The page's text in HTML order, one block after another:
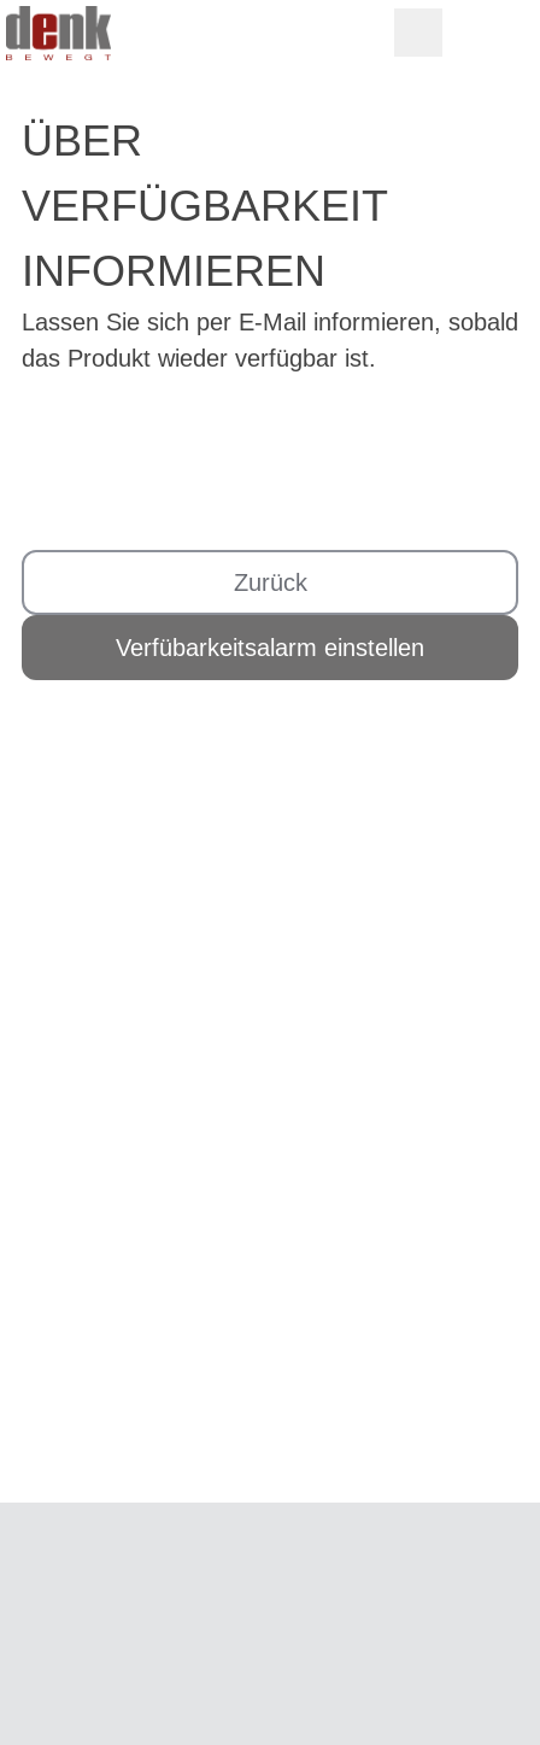
ÜBER
VERFÜGBARKEIT
INFORMIEREN
Lassen Sie sich per E-Mail informieren, sobald
das Produkt wieder verfügbar ist.
Zurück
Verfübarkeitsalarm einstellen